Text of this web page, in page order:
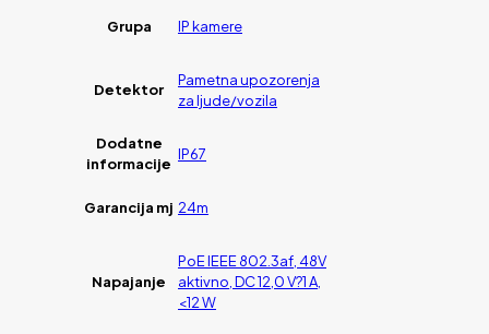
Grupa IP kamere
Detektor
Pametna upozorenja
za ljude/vozila
Dodatne
informacije
IP67
Garancija mj 24m
Napajanje
PoE IEEE 802.3af, 48V
aktivno, DC 12,0 V?1 A,
<12 W